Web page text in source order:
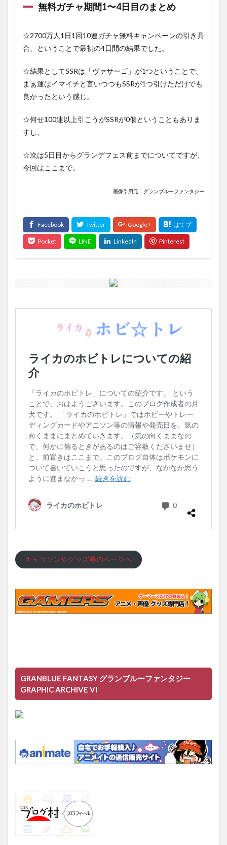
無料ガチャ期間1〜4日目のまとめ
☆2700万人1日1回10連ガチャ無料キャンペーンの引き具
合、ということで最初の4日間の結果でした。
☆結果としてSSRは「ヴァサーゴ」が1つということで、
まぁ運はイマイチと言いつつもSSRが1つ引けただけでも
良かったという感じ。
☆何せ100連以上引こうがSSRが0個ということもありま
すし。
☆次は5日目からグランデフェス前までについてですが、
今回はここまで。
画像引用元：グランブルーファンタジー
キャラソンやグッズ等のページへ
GRANBLUE FANTASY グランブルーファンタジー
GRAPHIC ARCHIVE VI